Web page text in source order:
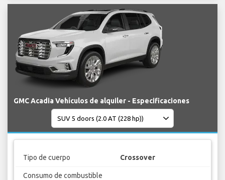
GMC Acadia Vehículos de alquiler - Especificaciones
Tipo de cuerpo Crossover
Consumo de combustible